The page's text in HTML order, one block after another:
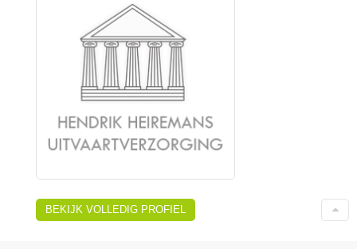
BEKIJK VOLLEDIG PROFIEL